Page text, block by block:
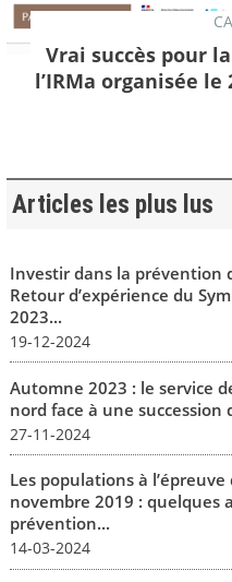
Vrai succès pour
l’IRMa organisée
Articles les plus lus
Investir dans la prévention
Retour d’expérience du
2023...
19-12-2024
Automne 2023 : le service
nord face à une succession
27-11-2024
Les populations à
novembre 2019 : quelques
prévention...
14-03-2024